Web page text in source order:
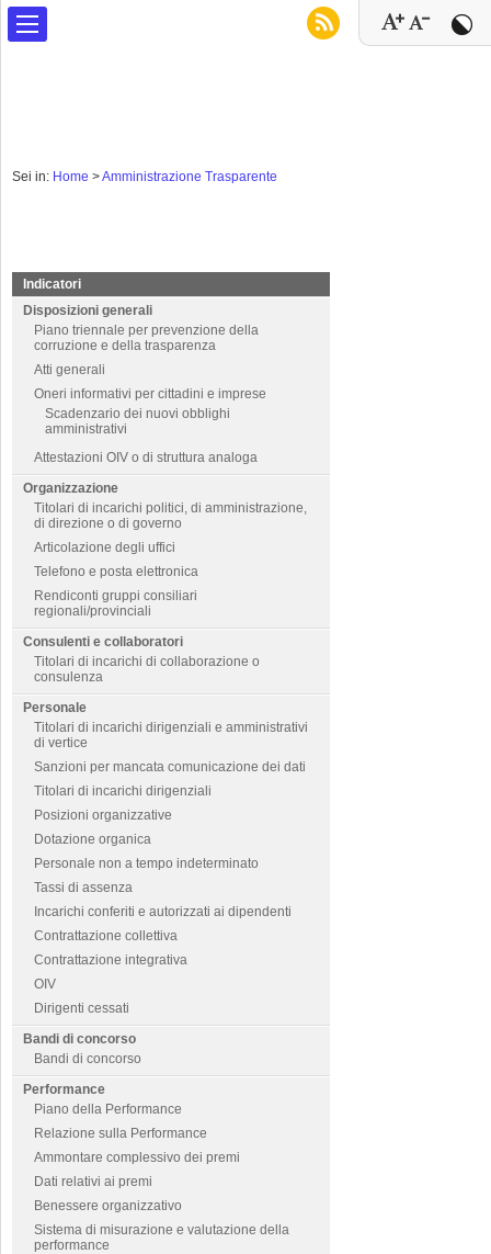
Sei in: Home >Amministrazione Trasparente
Indicatori
Disposizioni generali
Piano triennale per prevenzione della
corruzione e della trasparenza
Atti generali
Oneri informativi per cittadini e imprese
Scadenzario dei nuovi obblighi
amministrativi
Attestazioni OIV o di struttura analoga
Organizzazione
Titolari di incarichi politici, di amministrazione,
di direzione o di governo
Articolazione degli uffici
Telefono e posta elettronica
Rendiconti gruppi consiliari
regionali/provinciali
Consulenti e collaboratori
Titolari di incarichi di collaborazione o
consulenza
Personale
Titolari di incarichi dirigenziali e amministrativi
di vertice
Sanzioni per mancata comunicazione dei dati
Titolari di incarichi dirigenziali
Posizioni organizzative
Dotazione organica
Personale non a tempo indeterminato
Tassi di assenza
Incarichi conferiti e autorizzati ai dipendenti
Contrattazione collettiva
Contrattazione integrativa
OIV
Dirigenti cessati
Bandi di concorso
Bandi di concorso
Performance
Piano della Performance
Relazione sulla Performance
Ammontare complessivo dei premi
Dati relativi ai premi
Benessere organizzativo
Sistema di misurazione e valutazione della
performance